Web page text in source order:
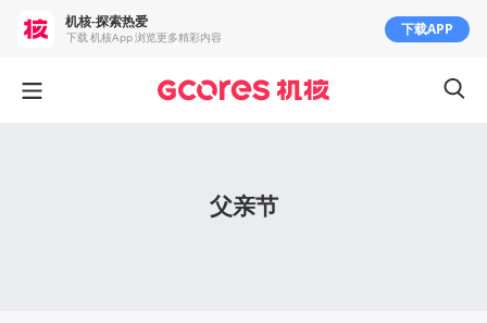
父亲节
机核-探索热爱
下载 机核App 浏览更多精彩内容 下载APP